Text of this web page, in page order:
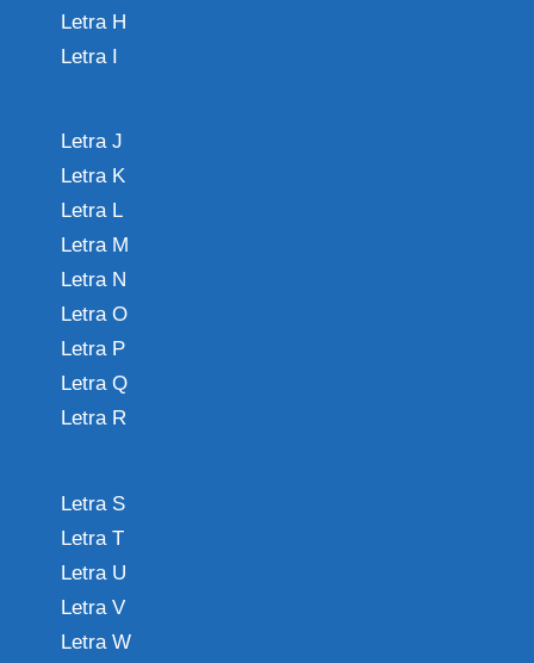
Letra H
Letra I
Letra J
Letra K
Letra L
Letra M
Letra N
Letra O
Letra P
Letra Q
Letra R
Letra S
Letra T
Letra U
Letra V
Letra W